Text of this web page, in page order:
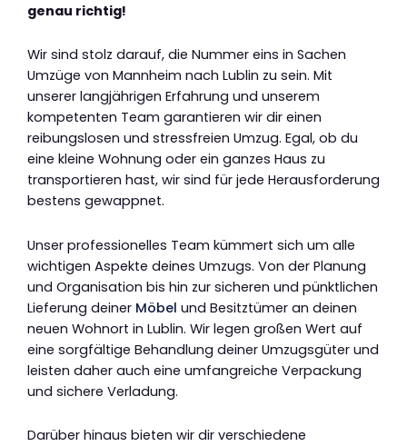
genau richtig!
Wir sind stolz darauf, die Nummer eins in Sachen
Umzüge von Mannheim nach Lublin zu sein. Mit
unserer langjährigen Erfahrung und unserem
kompetenten Team garantieren wir dir einen
reibungslosen und stressfreien Umzug. Egal, ob du
eine kleine Wohnung oder ein ganzes Haus zu
transportieren hast, wir sind für jede Herausforderung
bestens gewappnet.
Unser professionelles Team kümmert sich um alle
wichtigen Aspekte deines Umzugs. Von der Planung
und Organisation bis hin zur sicheren und pünktlichen
Lieferung deiner Möbel und Besitztümer an deinen
neuen Wohnort in Lublin. Wir legen großen Wert auf
eine sorgfältige Behandlung deiner Umzugsgüter und
leisten daher auch eine umfangreiche Verpackung
und sichere Verladung.
Darüber hinaus bieten wir dir verschiedene